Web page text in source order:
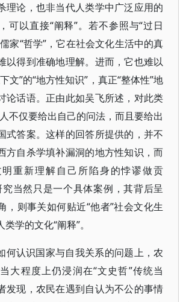
理论，也非当代人类学中广泛应用的
可以直接“阐释”。若不参照与“过日
家“哲学”，它在社会文化生活中的真
以得到准确地理解。进而，它也难以
文”的“地方性知识”，真正“整体性”地
论话语。正由此如吴飞所述，对此类
不仅要给出自己的问法，而且要给出
式答案。这样的回答所提供的，并不
方自杀学填补漏洞的地方性知识，而
重新理解自己所陷身的悖谬做贡
究当然只是一个具体案例，其背后呈
，则事关如何贴近“他者”社会文化生
学的文化“阐释”。
何认识国家与自我关系的问题上，农
大程度上仍浸润在“文史哲”传统当
发现，农民在遇到自认为不公的事情